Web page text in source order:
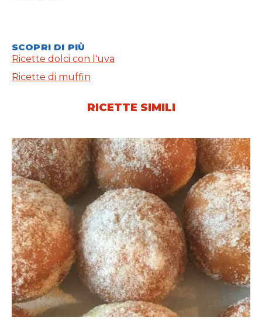
SCOPRI DI PIÙ
Ricette dolci con l'uva
Ricette di muffin
RICETTE SIMILI